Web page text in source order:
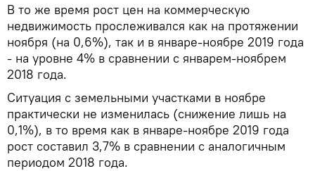
В то же время рост цен на коммерческую
недвижимость прослеживался как на протяжении
ноября (на 0,6%), так и в январе-ноябре 2019 года
- на уровне 4% в сравнении с январем-ноябрем
2018 года.
Ситуация с земельными участками в ноябре
практически не изменилась (снижение лишь на
0,1%), в то время как в январе-ноябре 2019 года
рост составил 3,7% в сравнении с аналогичным
периодом 2018 года.